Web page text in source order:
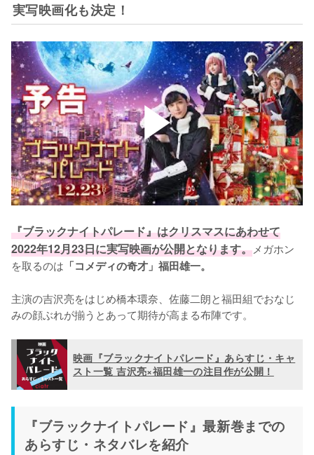
実写映画化も決定！
『ブラックナイトパレード』はクリスマスにあわせて
2022年12月23日に実写映画が公開となります。メガホン
を取るのは 「コメディの奇才」福田雄一。
主演の吉沢亮をはじめ橋本環奈、佐藤二朗と福田組でおなじ
みの顔ぶれが揃うとあって期待が高まる布陣です。
映画『ブラックナイトパレード』あらすじ・キャ
スト一覧 吉沢亮×福田雄一の注目作が公開！
『ブラックナイトパレード』最新巻までの
あらすじ・ネタバレを紹介